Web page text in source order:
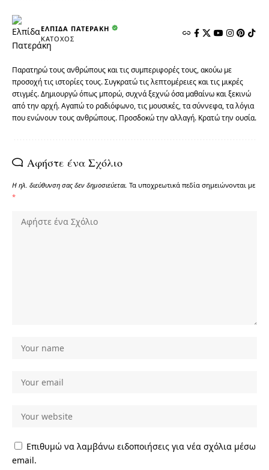
ΕΛΠΊΔΑ ΠΑΤΕΡΆΚΗ
ΚΆΤΟΧΟΣ
Παρατηρώ τους ανθρώπους και τις συμπεριφορές τους, ακούω με
προσοχή τις ιστορίες τους. Συγκρατώ τις λεπτομέρειες και τις μικρές
στιγμές. Δημιουργώ όπως μπορώ, συχνά ξεχνώ όσα μαθαίνω και ξεκινώ
από την αρχή. Αγαπώ το ραδιόφωνο, τις μουσικές, τα σύννεφα, τα λόγια
που ενώνουν τους ανθρώπους. Προσδοκώ την αλλαγή. Κρατώ την ουσία.
Αφήστε ένα Σχόλιο
Η ηλ. διεύθυνση σας δεν δημοσιεύεται. Τα υποχρεωτικά πεδία σημειώνονται με
*
Επιθυμώ να λαμβάνω ειδοποιήσεις για νέα σχόλια μέσω
email.